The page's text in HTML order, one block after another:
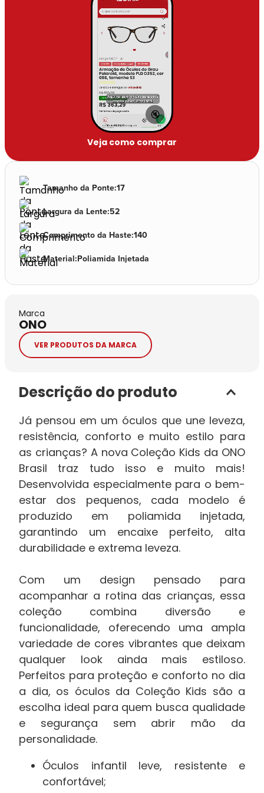
🔇
Veja como comprar
Tamanho da Ponte:17
Largura da Lente:52
Comprimento da Haste:140
Material:Poliamida Injetada
Marca
ONO
VER PRODUTOS DA MARCA
Descrição do produto
Já pensou em um óculos que une leveza,
resistência, conforto e muito estilo para
as crianças? A nova Coleção Kids da ONO
Brasil traz tudo isso e muito mais!
Desenvolvida especialmente para o bem-
estar dos pequenos, cada modelo é
produzido em poliamida injetada,
garantindo um encaixe perfeito, alta
durabilidade e extrema leveza.
Com um design pensado para
acompanhar a rotina das crianças, essa
coleção combina diversão e
funcionalidade, oferecendo uma ampla
variedade de cores vibrantes que deixam
qualquer look ainda mais estiloso.
Perfeitos para proteção e conforto no dia
a dia, os óculos da Coleção Kids são a
escolha ideal para quem busca qualidade
e segurança sem abrir mão da
personalidade.
Óculos infantil leve, resistente e
confortável;